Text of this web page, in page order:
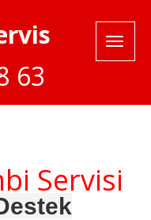
63
Servisi